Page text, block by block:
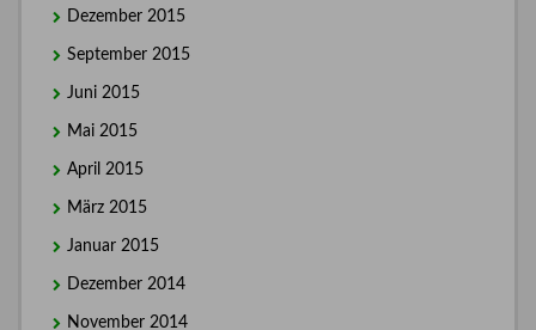
Dezember 2015
September 2015
Juni 2015
Mai 2015
April 2015
März 2015
Januar 2015
Dezember 2014
November 2014